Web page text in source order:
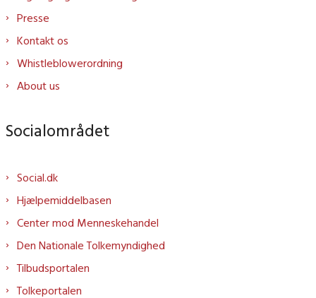
Presse
Kontakt os
Whistleblowerordning
About us
Socialområdet
Social.dk
Hjælpemiddelbasen
Center mod Menneskehandel
Den Nationale Tolkemyndighed
Tilbudsportalen
Tolkeportalen